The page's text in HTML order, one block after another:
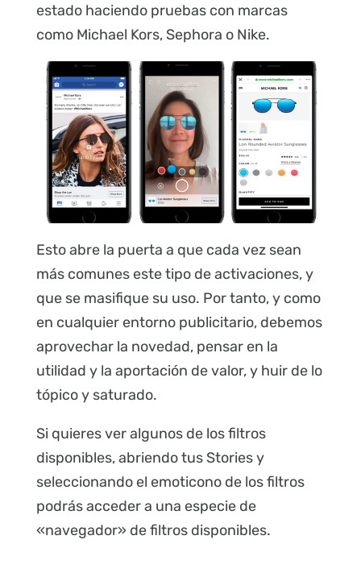
estado haciendo pruebas con marcas
como Michael Kors, Sephora o Nike.
Esto abre la puerta a que cada vez sean
más comunes este tipo de activaciones, y
que se masifique su uso. Por tanto, y como
en cualquier entorno publicitario, debemos
aprovechar la novedad, pensar en la
utilidad y la aportación de valor, y huir de lo
tópico y saturado.
Si quieres ver algunos de los filtros
disponibles, abriendo tus Stories y
seleccionando el emoticono de los filtros
podrás acceder a una especie de
«navegador» de filtros disponibles.